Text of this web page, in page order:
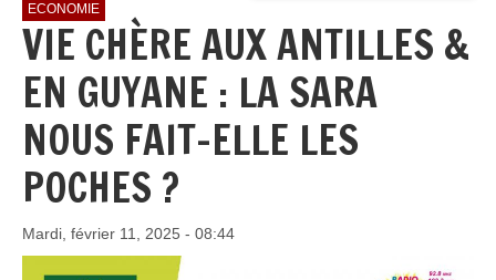
ECONOMIE
VIE CHÈRE AUX ANTILLES &
EN GUYANE : LA SARA
NOUS FAIT-ELLE LES
POCHES ?
Mardi, février 11, 2025 - 08:44